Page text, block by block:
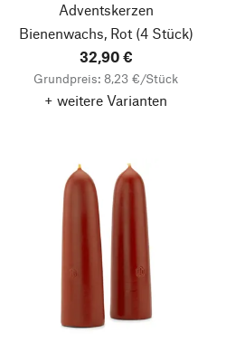
Adventskerzen
Bienenwachs, Rot(4 Stück)
32,90 €
Grundpreis: 8,23 €/Stück
+ weitere Varianten